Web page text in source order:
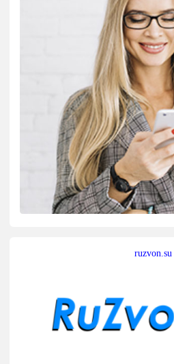
ruzvon.su